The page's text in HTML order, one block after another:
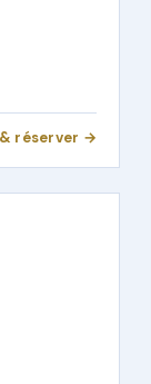
réserver →